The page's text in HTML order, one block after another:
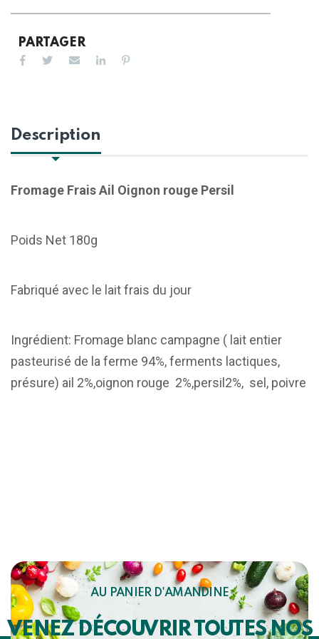
PARTAGER
Description
Fromage Frais Ail Oignon rouge Persil
Poids Net 180g
Fabriqué avec le lait frais du jour
Ingrédient: Fromage blanc campagne ( lait entier
pasteurisé de la ferme 94%, ferments lactiques,
présure) ail 2%,oignon rouge 2%,persil2%, sel, poivre
AU PANIER D'AMANDINE
VENEZ DÉCOUVRIR TOUTES NOS